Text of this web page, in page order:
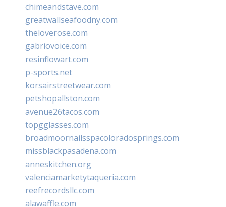
chimeandstave.com
greatwallseafoodny.com
theloverose.com
gabriovoice.com
resinflowart.com
p-sports.net
korsairstreetwear.com
petshopallston.com
avenue26tacos.com
topgglasses.com
broadmoornailsspacoloradosprings.com
missblackpasadena.com
anneskitchen.org
valenciamarketytaqueria.com
reefrecordsllc.com
alawaffle.com